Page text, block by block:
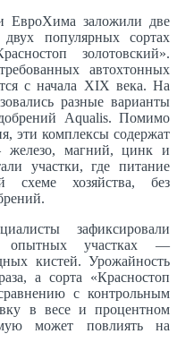
ЕвроХима заложили две
популярных сортах
золотовский».
автохтонных
с начала XIX века. На
разные варианты
Aqualis. Помимо
эти комплексы содержат
железо, магний, цинк и
участки, где питание
схеме хозяйства, без
зафиксировали
опытных участках —
кистей. Урожайность
а сорта «Красностоп
с контрольным
в весе и процентном
может повлиять на